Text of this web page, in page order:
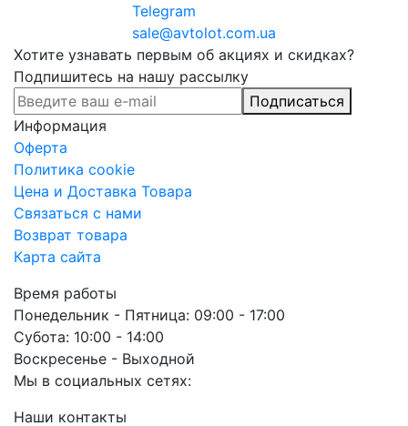
Telegram
sale@avtolot.com.ua
Хотите узнавать первым об акциях и скидках?
Подпишитесь на нашу рассылку
Подписаться
Информация
Оферта
Политика cookie
Цена и Доставка Товара
Связаться с нами
Возврат товара
Карта сайта
Время работы
Понедельник - Пятница: 09:00 - 17:00
Субота: 10:00 - 14:00
Воскресенье - Выходной
Мы в социальных сетях:
Наши контакты